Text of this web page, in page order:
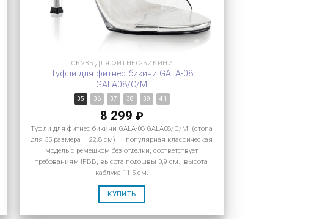
ОБУВЬ ДЛЯ ФИТНЕС-БИКИНИ
Туфли для фитнес бикини GALA-08
GALA08/C/M
35 36 37 38 39 41
8 299 ₽
Туфли для фитнес бикини GALA-08 GALA08/C/M (стопа
для 35 размера – 22.8 см) – популярная классическая
модель с ремешком без отделки, соответствует
требованиям IFBB, высота подошвы 0,9 см., высота
каблука 11,5 см.
КУПИТЬ